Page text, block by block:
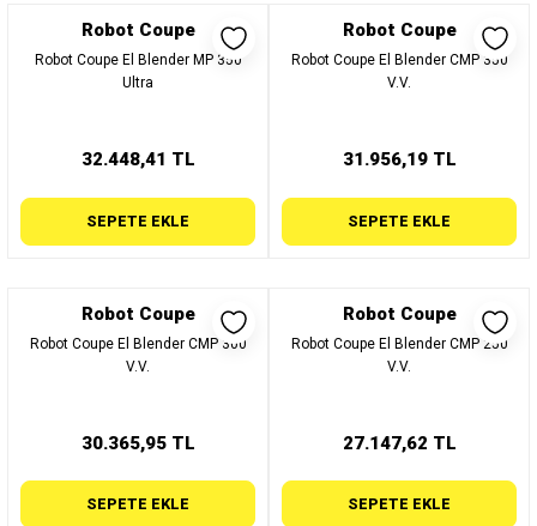
Robot Coupe
Robot Coupe El Blender MP 350
Ultra
32.448,41 TL
SEPETE EKLE
Robot Coupe
Robot Coupe El Blender CMP 350
V.V.
31.956,19 TL
SEPETE EKLE
Robot Coupe
Robot Coupe El Blender CMP 300
V.V.
30.365,95 TL
SEPETE EKLE
Robot Coupe
Robot Coupe El Blender CMP 250
V.V.
27.147,62 TL
SEPETE EKLE